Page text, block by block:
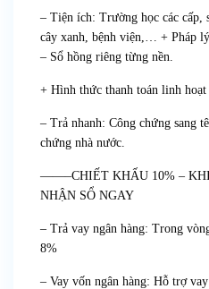
– Tiện ích: Trường học các cấp,
cây xanh, bệnh viện,… + Pháp
– Sổ hồng riêng từng nền.
+ Hình thức thanh toán linh
– Trả nhanh: Công chứng sang
chứng nhà nước.
——–CHIẾT KHẤU 10% – KHI
NHẬN SỔ NGAY
– Trả vay ngân hàng: Trong
8%
– Vay vốn ngân hàng: Hỗ trợ